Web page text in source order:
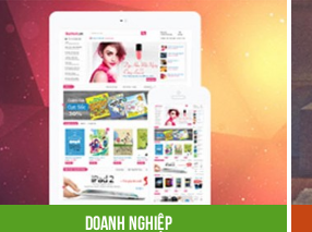
Doanh Nghiệp